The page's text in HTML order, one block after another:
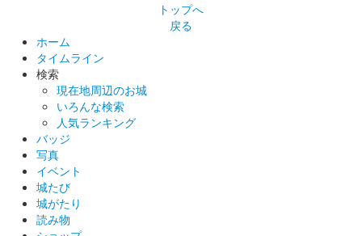
和歌山城 御城印
販売終了
和歌山城 御城印
販売終了
和歌山城 御城印
トップへ
戻る
ホーム
タイムライン
検索
現在地周辺のお城
いろんな検索
人気ランキング
バッジ
写真
イベント
城たび
城がたり
読み物